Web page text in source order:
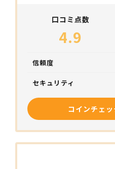
口コミ点数
4.9
信頼度
セキュリティ
コインチェ